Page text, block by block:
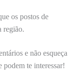
os postos de
região.
e não esqueça
podem te interessar!